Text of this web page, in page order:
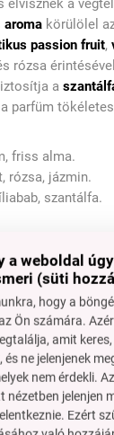
elvisznek a
aroma körülölel
passion fruit,
rózsa
a
parfüm
friss alma.
rózsa, jázmin.
szantálfa.
tusfürdő
a weboldal
(süti
hogy a
Ön számára.
amit
ne jelenjenek
nem érdekli.
jelenjen
Ezért